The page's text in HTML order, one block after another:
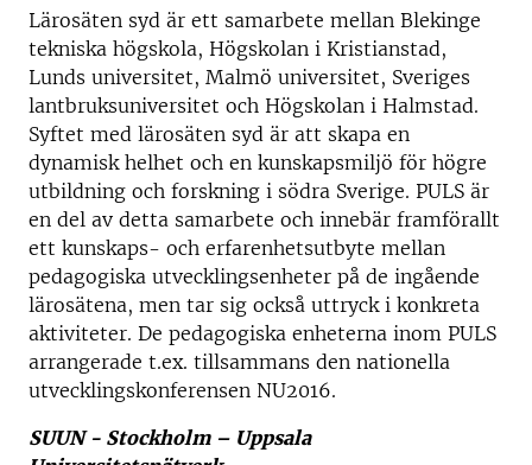
Lärosäten syd är ett samarbete mellan Blekinge
tekniska högskola, Högskolan i Kristianstad,
Lunds universitet, Malmö universitet, Sveriges
lantbruksuniversitet och Högskolan i Halmstad.
Syftet med lärosäten syd är att skapa en
dynamisk helhet och en kunskapsmiljö för högre
utbildning och forskning i södra Sverige. PULS är
en del av detta samarbete och innebär framförallt
ett kunskaps- och erfarenhetsutbyte mellan
pedagogiska utvecklingsenheter på de ingående
lärosätena, men tar sig också uttryck i konkreta
aktiviteter. De pedagogiska enheterna inom PULS
arrangerade t.ex. tillsammans den nationella
utvecklingskonferensen NU2016.
SUUN - Stockholm – Uppsala